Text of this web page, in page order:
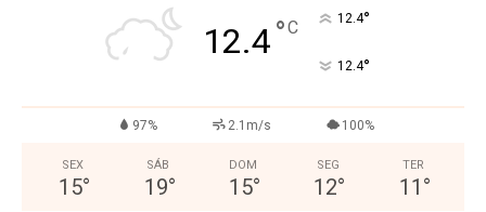
12.4°C 12.4°
12.4°
97% 2.1m/s 100%
SEX
15°
SÁB
19°
DOM
15°
SEG
12°
TER
11 °